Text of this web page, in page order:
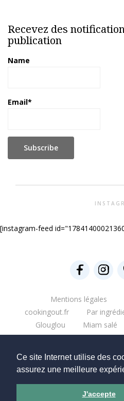
Ce site Internet utilise des
assurez une meilleure
J'accepte
Recevez des
publication
Name
Email*
[instagram-feed
Mentions légales
cookingout.fr
Par
Glouglou
Miam salé
ingrédient
Mes aventures
Mes moments pro
Copyright © 2026